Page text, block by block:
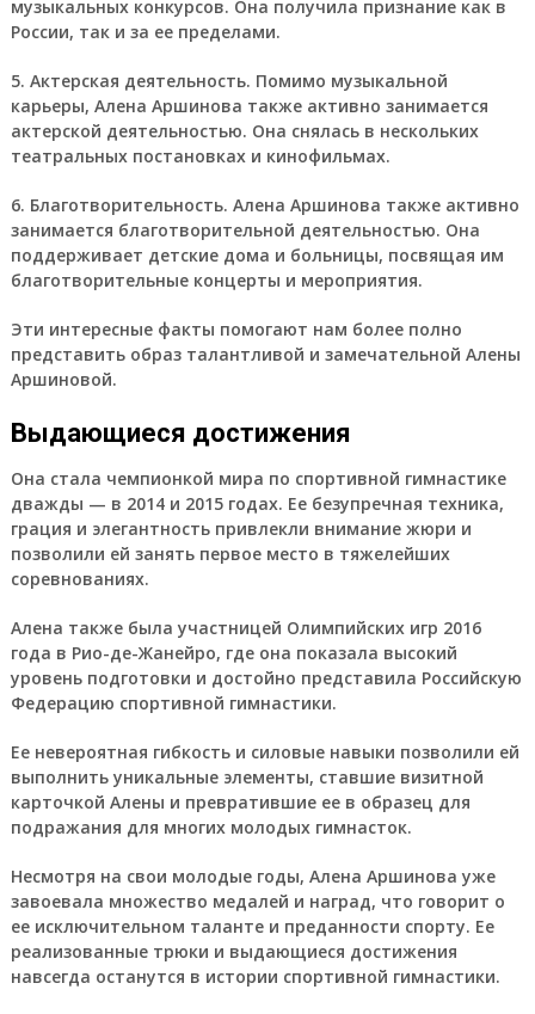
музыкальных конкурсов. Она получила признание как в
России, так и за ее пределами.
5. Актерская деятельность. Помимо музыкальной
карьеры, Алена Аршинова также активно занимается
актерской деятельностью. Она снялась в нескольких
театральных постановках и кинофильмах.
6. Благотворительность. Алена Аршинова также активно
занимается благотворительной деятельностью. Она
поддерживает детские дома и больницы, посвящая им
благотворительные концерты и мероприятия.
Эти интересные факты помогают нам более полно
представить образ талантливой и замечательной Алены
Аршиновой.
Выдающиеся достижения
Она стала чемпионкой мира по спортивной гимнастике
дважды — в 2014 и 2015 годах. Ее безупречная техника,
грация и элегантность привлекли внимание жюри и
позволили ей занять первое место в тяжелейших
соревнованиях.
Алена также была участницей Олимпийских игр 2016
года в Рио-де-Жанейро, где она показала высокий
уровень подготовки и достойно представила Российскую
Федерацию спортивной гимнастики.
Ее невероятная гибкость и силовые навыки позволили ей
выполнить уникальные элементы, ставшие визитной
карточкой Алены и превратившие ее в образец для
подражания для многих молодых гимнасток.
Несмотря на свои молодые годы, Алена Аршинова уже
завоевала множество медалей и наград, что говорит о
ее исключительном таланте и преданности спорту. Ее
реализованные трюки и выдающиеся достижения
навсегда останутся в истории спортивной гимнастики.